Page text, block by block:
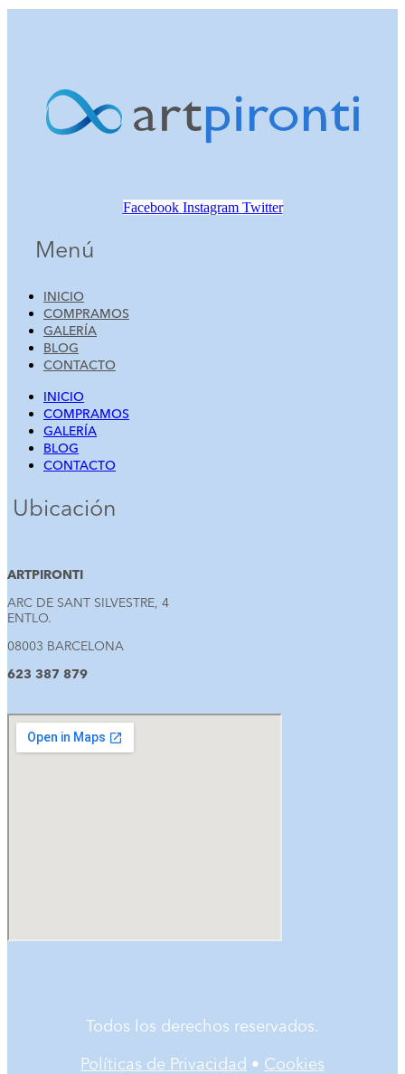
Facebook Instagram Twitter
Menú
INICIO
COMPRAMOS
GALERÍA
BLOG
CONTACTO
INICIO
COMPRAMOS
GALERÍA
BLOG
CONTACTO
Ubicación
ARTPIRONTI
ARC DE SANT SILVESTRE, 4
ENTLO.
08003 BARCELONA
623 387 879
Todos los derechos reservados.
Políticas de Privacidad • Cookies